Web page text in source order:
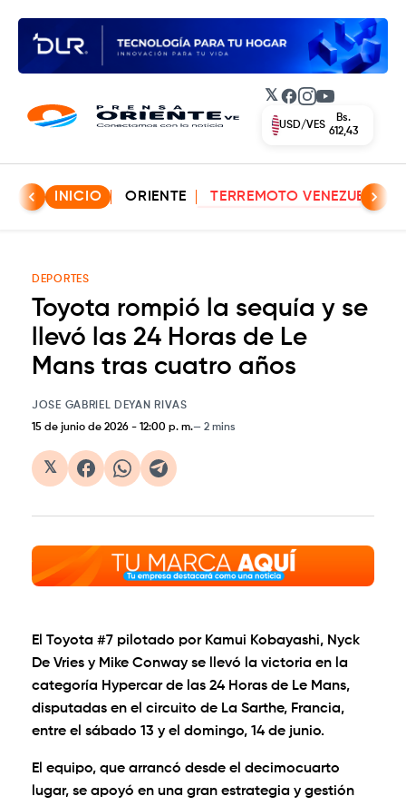
𝕏 Facebook
Instagram
YouTube
EUR/VES
Bs.
702,42
INICIO ORIENTE TERREMOTO VENEZUELA
DEPORTES
Toyota rompió la sequía y se
llevó las 24 Horas de Le
Mans tras cuatro años
JOSE GABRIEL DEYAN RIVAS
15 de junio de 2026 - 12:00 p. m. 2 mins
𝕏
El Toyota #7 pilotado por Kamui Kobayashi, Nyck
De Vries y Mike Conway se llevó la victoria en la
categoría Hypercar de las 24 Horas de Le Mans,
disputadas en el circuito de La Sarthe, Francia,
entre el sábado 13 y el domingo, 14 de junio.
El equipo, que arrancó desde el decimocuarto
lugar, se apoyó en una gran estrategia y gestión